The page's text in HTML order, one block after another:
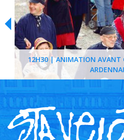
12H30 | ANIMATION AVANT